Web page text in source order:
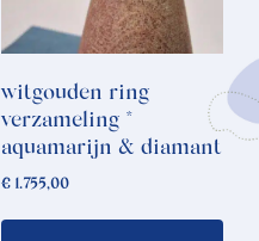
witgouden ring
verzameling *
aquamarijn & diamant
€1.755,00